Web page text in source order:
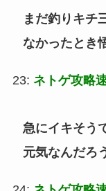
まだ釣りキチ
なかったとき
23: ネトゲ攻略
急にイキそう
元気なんだろ